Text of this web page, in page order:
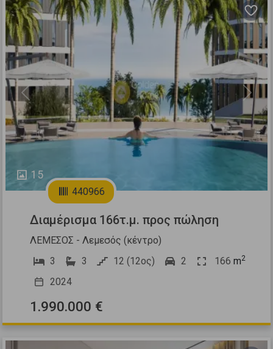
15
Previous Next
440966
Διαμέρισμα 166τ.μ. προς πώληση
ΛΕΜΕΣΟΣ - Λεμεσός (κέντρο)
3
3 12 (12ος) 2 166 m2
2024
1.990.000 €